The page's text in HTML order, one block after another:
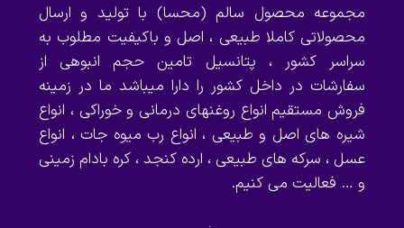
مجموعه محصول سالم (محسا) با تولید و ارسال
محصولاتی کاملا طبیعی ، اصل و باکیفیت مطلوب به
سراسر کشور ، پتانسیل تامین حجم انبوهی از
سفارشات در داخل کشور را دارا میباشد ما در زمینه
فروش مستقیم انواع روغنهای درمانی و خوراکی ، انواع
شیره های اصل و طبیعی ، انواع رب میوه جات ، انواع
عسل ، سرکه های طبیعی ، ارده کنجد ، کره بادام زمینی
و … فعالیت می کنیم.